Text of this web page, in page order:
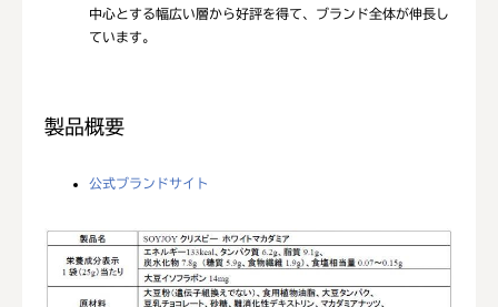
中心とする幅広い層から好評を得て、ブランド全体が伸長し
ています。
製品概要
公式ブランドサイト